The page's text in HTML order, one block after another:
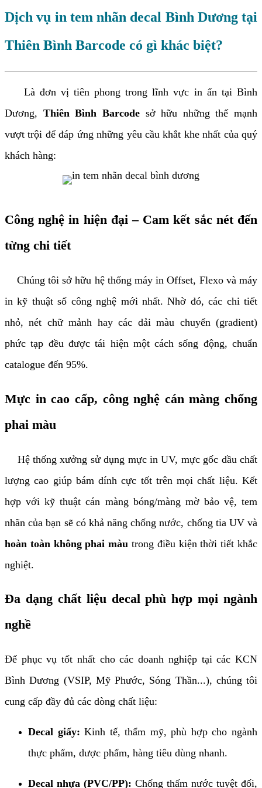
Dịch vụ in tem nhãn decal Bình Dương tại
Thiên Bình Barcode có gì khác biệt?
Là đơn vị tiên phong trong lĩnh vực in ấn tại Bình
Dương, Thiên Bình Barcodesở hữu những thế mạnh
vượt trội để đáp ứng những yêu cầu khắt khe nhất của quý
khách hàng:
Công nghệ in hiện đại – Cam kết sắc nét đến
từng chi tiết
Chúng tôi sở hữu hệ thống máy in Offset, Flexo và máy
in kỹ thuật số công nghệ mới nhất. Nhờ đó, các chi tiết
nhỏ, nét chữ mảnh hay các dải màu chuyển (gradient)
phức tạp đều được tái hiện một cách sống động, chuẩn
catalogue đến 95%.
Mực in cao cấp, công nghệ cán màng chống
phai màu
Hệ thống xưởng sử dụng mực in UV, mực gốc dầu chất
lượng cao giúp bám dính cực tốt trên mọi chất liệu. Kết
hợp với kỹ thuật cán màng bóng/màng mờ bảo vệ, tem
nhãn của bạn sẽ có khả năng chống nước, chống tia UV và
hoàn toàn không phai màu trong điều kiện thời tiết khắc
nghiệt.
Đa dạng chất liệu decal phù hợp mọi ngành
nghề
Để phục vụ tốt nhất cho các doanh nghiệp tại các KCN
Bình Dương (VSIP, Mỹ Phước, Sóng Thần...), chúng tôi
cung cấp đầy đủ các dòng chất liệu:
Decal giấy: Kinh tế, thẩm mỹ, phù hợp cho ngành
thực phẩm, dược phẩm, hàng tiêu dùng nhanh.
Decal nhựa (PVC/PP): Chống thấm nước tuyệt đối,